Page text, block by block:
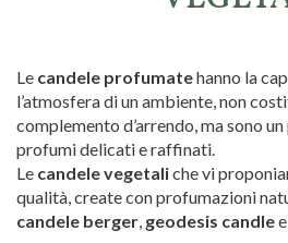
Le candele profumatehanno la
l’atmosfera di un ambiente, non
complemento d’arrendo, ma sono
profumi delicati e raffinati.
Le candele vegetaliche vi
qualità, create con profumazioni
candele berger geodesis candle